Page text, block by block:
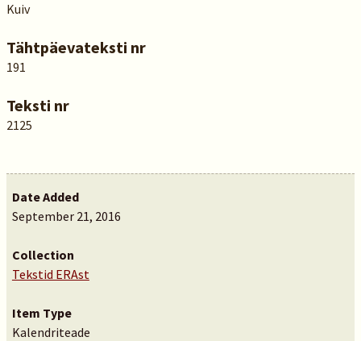
Kuiv
Tähtpäevateksti nr
191
Teksti nr
2125
Date Added
September 21, 2016
Collection
Tekstid ERAst
Item Type
Kalendriteade